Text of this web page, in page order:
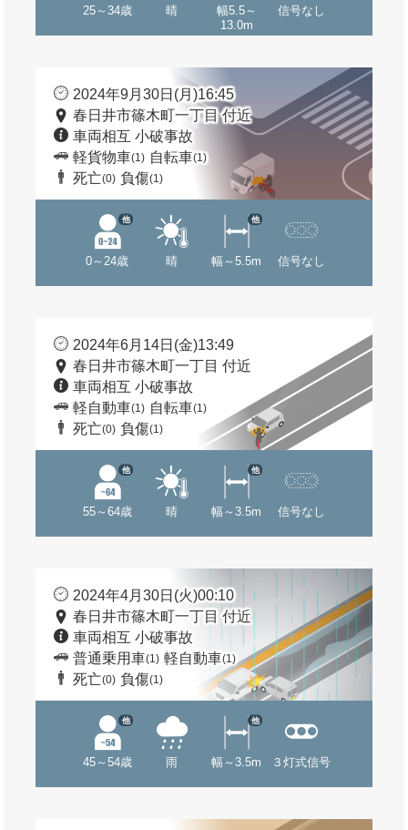
25～34歳 晴
幅5.5～
13.0m
信号なし
2024年9月30日(月)16:45
春日井市篠木町一丁目 付近
車両相互 小破事故
軽貨物車(1) 自転車(1)
死亡(0) 負傷(1)
0～24歳
他
晴 幅～5.5m
他
信号なし
2024年6月14日(金)13:49
春日井市篠木町一丁目 付近
車両相互 小破事故
軽自動車(1) 自転車(1)
死亡(0) 負傷(1)
55～64歳
他
晴 幅～3.5m
他
信号なし
2024年4月30日(火)00:10
春日井市篠木町一丁目 付近
車両相互 小破事故
普通乗用車(1) 軽自動車(1)
死亡(0) 負傷(1)
45～54歳
他
雨 幅～3.5m
他
３灯式信号